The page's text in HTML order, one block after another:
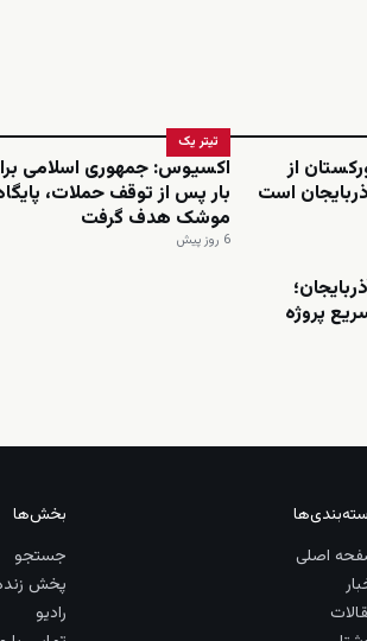
از
است
تیتر یک
اکسیوس: جمهوری اسلامی
بار پس از توقف حملات، پایگاه
موشک هدف گرفت
6 روز پیش
پروژه
اصلی
بخش‌ها
جستجو
پخش
رادیو